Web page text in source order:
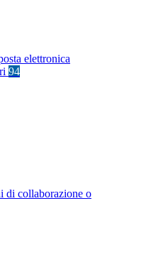
elettronica
94
di collaborazione o